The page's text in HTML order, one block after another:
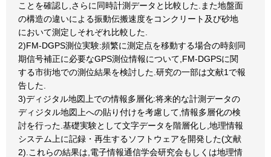
ことを確認し,さらに同時計測データと比較した.また地盤面
の構造の違いによる振動伝搬速度をコンクリート及び砂地
において測定しそれぞれ比較した.
2)FM-DGPS測位実験:頻繁に測定点を移動する場合の時刻同
期信号補正に必要なGPS測位情報について,FM-DGPSに関
する市街地での測位結果を検討した.研究の一部は文献1で報
告した.
3)ディジタル地図上での情報多層化:将来的な計測データの
ディジタル地図上への貼り付けを考慮して,情報多層化の検
討を行った.基礎実験として文字データを階層化し,地理情報
システム上に記録・再生するソフトウェアを開発した(文献
2).これらの結果は,電子情報通信学会研究会もしくは地理情